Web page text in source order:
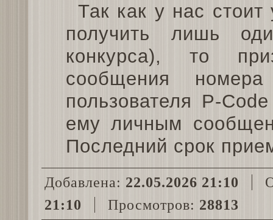
Так как у нас
получить лишь
конкурса), то
сообщения
пользователя P-
ему личным
Последний срок
Добавлена: 22.05.2026 21:10
21:10
Просмотров: 28813